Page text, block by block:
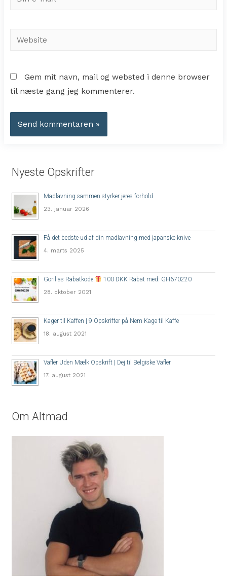
Website
Gem mit navn, mail og websted i denne browser
til næste gang jeg kommenterer.
Nyeste Opskrifter
Madlavning sammen styrker jeres forhold
23. januar 2026
Få det bedste ud af din madlavning med japanske knive
4. marts 2025
Gorillas Rabatkode 100 DKK Rabat med: GH670220
28. oktober 2021
Kager til Kaffen | 9 Opskrifter på Nem Kage til Kaffe
18. august 2021
Vafler Uden Mælk Opskrift | Dej til Belgiske Vafler
17. august 2021
Om Altmad